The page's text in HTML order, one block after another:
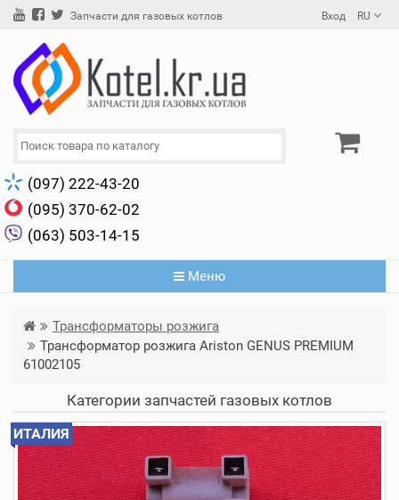
Запчасти для газовых котлов Вход RU
(097) 222-43-20
(095) 370-62-02
(063) 503-14-15
Меню
Трансформаторы розжига
Трансформатор розжига Ariston GENUS PREMIUM
61002105
Категории запчастей газовых котлов
ИТАЛИЯ